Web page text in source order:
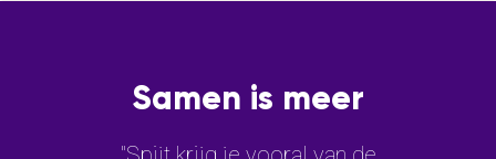
Samen is meer